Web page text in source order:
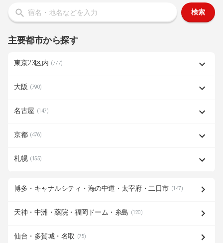
検索
主要都市から探す
東京23区内 (777)
大阪 (790)
名古屋 (147)
京都 (476)
札幌 (155)
博多・キャナルシティ・海の中道・太宰府・二日市 (147)
天神・中洲・薬院・福岡ドーム・糸島 (120)
仙台・多賀城・名取 (75)